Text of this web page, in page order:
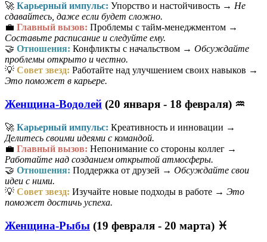
🚀 Карьерный импульс: Упорство и настойчивость → Не
сдавайтесь, даже если будет сложно.
💼 Главный вызов: Проблемы с тайм-менеджментом →
Составьте расписание и следуйте ему.
🤝 Отношения: Конфликты с начальством → Обсуждайте
проблемы открыто и честно.
💡 Совет звезд: Работайте над улучшением своих навыков →
Это поможет в карьере.
Женщина-Водолей (20 января - 18 февраля) ♒
🚀 Карьерный импульс: Креативность и инновации →
Делитесь своими идеями с командой.
💼 Главный вызов: Непонимание со стороны коллег →
Работайте над созданием открытой атмосферы.
🤝 Отношения: Поддержка от друзей → Обсуждайте свои
идеи с ними.
💡 Совет звезд: Изучайте новые подходы в работе → Это
поможет достичь успеха.
Женщина-Рыбы (19 февраля - 20 марта) ♓